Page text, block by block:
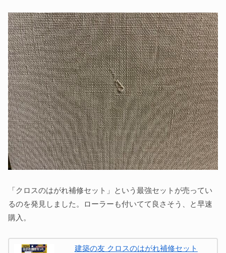
「クロスのはがれ補修セット」という最強セットが売ってい
るのを発見しました。ローラーも付いてて良さそう、と早速
購入。
建築の友 クロスのはがれ補修セット